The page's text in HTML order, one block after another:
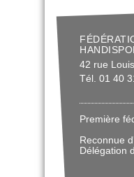
42 rue
Tél. 01 40
Première
Reconnue
Délégation